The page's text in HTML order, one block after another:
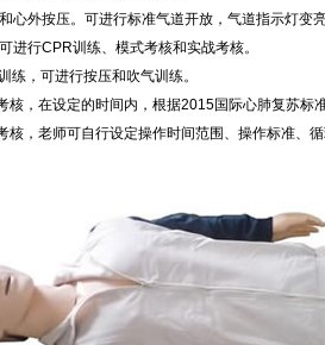
心外按压。可进行标准气道开放，气道指示灯变亮
进行CPR训练、模式考核和实战考核。
练，可进行按压和吹气训练。
核，在设定的时间内，根据2015国际心肺复苏标
核，老师可自行设定操作时间范围、操作标准、